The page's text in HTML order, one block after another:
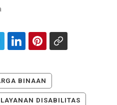
BINAAN
LAYANAN DISABILITAS